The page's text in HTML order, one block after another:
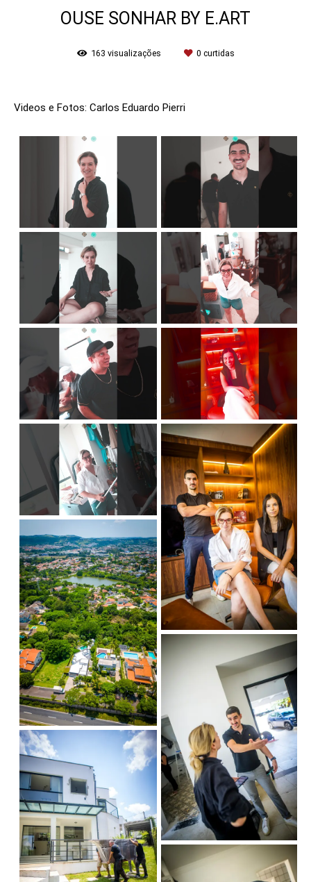
OUSE SONHAR BY E.ART
163 visualizações 0 curtidas
Videos e Fotos: Carlos Eduardo Pierri